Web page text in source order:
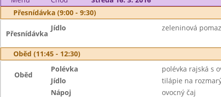
Přesnídávka (9:00 - 9:30)
Přesnídávka
Jídlo zeleninová
Oběd (11:45 - 12:30)
Oběd
Polévka
polévka rajská s
Jídlo
tilápie na
Nápoj
ovocný čaj